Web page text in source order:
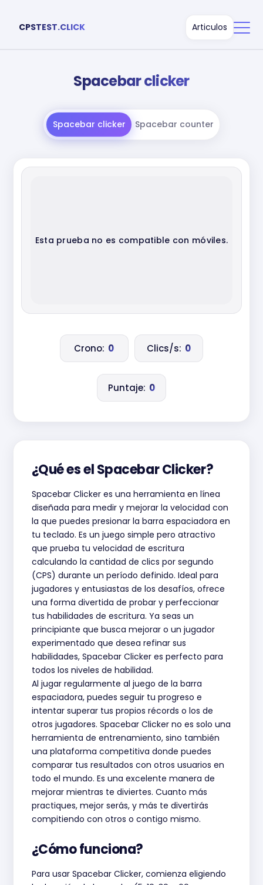
CPSTEST.CLICK Articulos
Spacebar clicker
Spacebar clicker Spacebar counter
Esta prueba no es compatible con móviles.
Crono: 0 Clics/s: 0
Puntaje: 0
¿Qué es el Spacebar Clicker?
Spacebar Clicker es una herramienta en línea
diseñada para medir y mejorar la velocidad con
la que puedes presionar la barra espaciadora en
tu teclado. Es un juego simple pero atractivo
que prueba tu velocidad de escritura
calculando la cantidad de clics por segundo
(CPS) durante un período definido. Ideal para
jugadores y entusiastas de los desafíos, ofrece
una forma divertida de probar y perfeccionar
tus habilidades de escritura. Ya seas un
principiante que busca mejorar o un jugador
experimentado que desea refinar sus
habilidades, Spacebar Clicker es perfecto para
todos los niveles de habilidad.
Al jugar regularmente al juego de la barra
espaciadora, puedes seguir tu progreso e
intentar superar tus propios récords o los de
otros jugadores. Spacebar Clicker no es solo una
herramienta de entrenamiento, sino también
una plataforma competitiva donde puedes
comparar tus resultados con otros usuarios en
todo el mundo. Es una excelente manera de
mejorar mientras te diviertes. Cuanto más
practiques, mejor serás, y más te divertirás
compitiendo con otros o contigo mismo.
¿Cómo funciona?
Para usar Spacebar Clicker, comienza eligiendo